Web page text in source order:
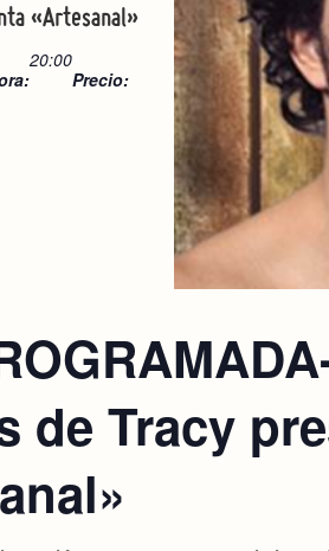
«Artesanal»
20:00
Precio:
de Tracy